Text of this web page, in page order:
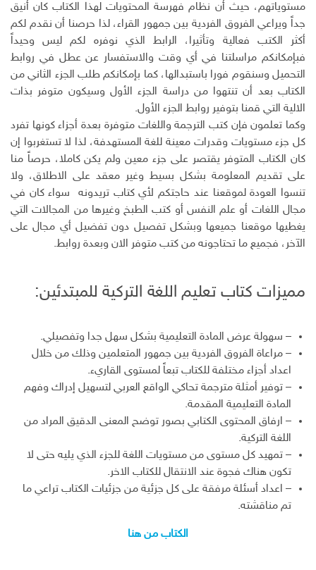
مستوياتهم، حيث أن نظام فهرسة المحتويات لهذا الكتاب كان أنيق
جداً ويراعي الفروق الفردية بين جمهور القراء، لذا حرصنا أن نقدم لكم
أكثر الكتب فعالية وتأثيرا، الرابط الذي نوفره لكم ليس وحيداً
فبإمكانكم مراسلتنا في أي وقت والاستفسار عن عطل في روابط
التحميل وسنقوم فورا باستبدالها، كما بإمكانكم طلب الجزء الثاني من
الكتاب بعد أن تنتهوا من دراسة الجزء الأول وسيكون متوفر بذات
الالية التي قمنا بتوفير روابط الجزء الأول.
وكما تعلمون فإن كتب الترجمة واللغات متوفرة بعدة أجزاء كونها تفرد
كل جزء مستويات وقدرات معينة للغة المستهدفة، لذا لا تستغربوا إن
كان الكتاب المتوفر يقتصر على جزء معين ولم يكن كاملا، حرصاً منا
على تقديم المعلومة بشكل بسيط وغير معقد على الاطلاق، ولا
تنسوا العودة لموقعنا عند حاجتكم لأي كتاب تريدونه سواء كان في
مجال اللغات أو علم النفس أو كتب الطبخ وغيرها من المجالات التي
يغطيها موقعنا جميعها وبشكل تفصيل دون تفضيل أي مجال على
الآخر، فجميع ما تحتاجونه من كتب متوفر الان وبعدة روابط.
مميزات كتاب تعليم اللغة التركية للمبتدئين:
– سهولة عرض المادة التعليمية بشكل سهل جدا وتفصيلي.
– مراعاة الفروق الفردية بين جمهور المتعلمين وذلك من خلال
اعداد أجزاء مختلفة للكتاب تبعاً لمستوى القاريء.
– توفير أمثلة مترجمة تحاكي الواقع العربي لتسهيل إدراك وفهم
المادة التعليمية المقدمة.
– ارفاق المحتوى الكتابي بصور توضح المعنى الدقيق المراد من
اللغة التركية.
– تمهيد كل مستوى من مستويات اللغة للجزء الذي يليه حتى لا
تكون هناك فجوة عند الانتقال للكتاب الاخر.
– اعداد أسئلة مرفقة على كل جزئية من جزئيات الكتاب تراعي ما
تم مناقشته.
الكتاب من هنا